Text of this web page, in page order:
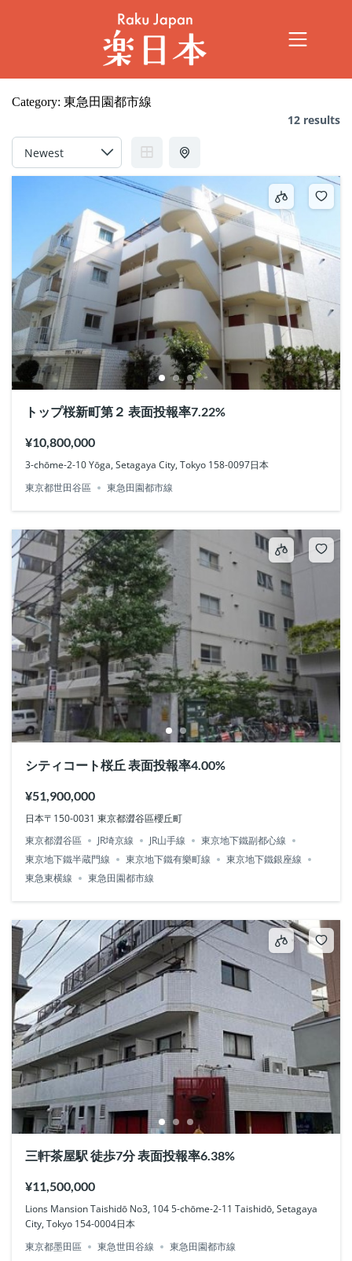
Category: 東急田園都市線
12 results
トップ桜新町第２ 表面投報率7.22%
¥10,800,000
3-chōme-2-10 Yōga, Setagaya City, Tokyo 158-0097日本
東京都世田谷區
東急田園都市線
シティコート桜丘 表面投報率4.00%
¥51,900,000
日本〒150-0031 東京都澀谷區櫻丘町
東京都澀谷區
JR埼京線 JR山手線
東京地下鐵副都心線
東京地下鐵半蔵門線
東京地下鐵有樂町線
東京地下鐵銀座線
東急東横線
東急田園都市線
三軒茶屋駅 徒歩7分 表面投報率6.38%
¥11,500,000
Lions Mansion Taishidō No3, 104 5-chōme-2-11 Taishidō, Setagaya
City, Tokyo 154-0004日本
東京都墨田區
東急世田谷線 東急田園都市線